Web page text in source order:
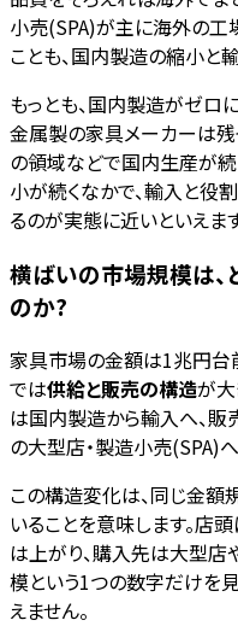
小売(SPA)が主に海外の工
ことも、国内製造の縮小と
もっとも、国内製造がゼロ
金属製の家具メーカーは残
の領域などで国内生産が続
小が続くなかで、輸入と役
るのが実態に近いといえます
横ばいの市場規模は、
のか?
家具市場の金額は1兆円台
では供給と販売の構造が大
は国内製造から輸入へ、
の大型店・製造小売(SPA)
この構造変化は、同じ金
いることを意味します。店
は上がり、購入先は大型店
模という1つの数字だけを
えません。